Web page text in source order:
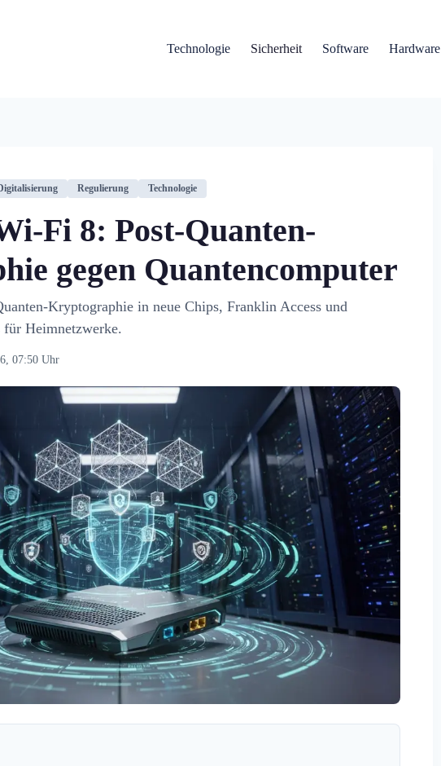
Technologie
Sicherheit Software Hardware
Regulierung Technologie
Fi 8: Post-Quanten-
gegen Quantencomputer
Kryptographie in neue Chips, Franklin Access und
für Heimnetzwerke.
07:50 Uhr